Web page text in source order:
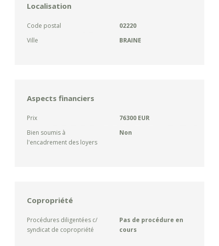
Localisation
Code postal
02220
Ville
BRAINE
Aspects financiers
Prix
76300 EUR
Bien soumis à
l'encadrement des loyers
Non
Copropriété
Procédures diligentées c/
syndicat de copropriété
Pas de procédure en
cours